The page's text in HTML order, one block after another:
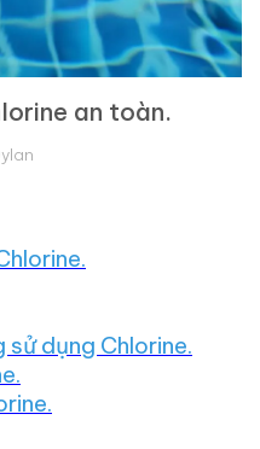
an toàn.
sử dụng Chlorine.